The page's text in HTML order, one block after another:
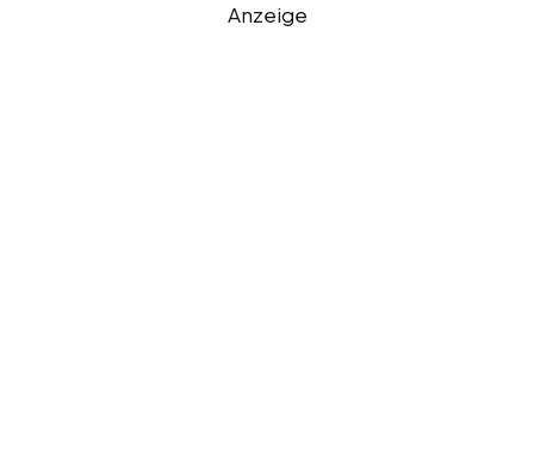
Anzeige